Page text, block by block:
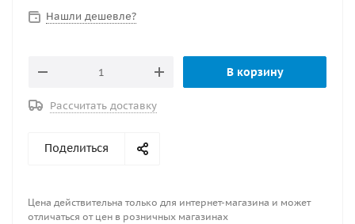
от загрязнений, плесени и влаги. Водоупорность
ткани составляетболее 1000 мм
выглядит спокойно, современно и
универсально, хорошо подходит для лодок, катеров,
террас, веранд и тентовых конструкций.
Нашли дешевле?
В корзину
Рассчитать доставку
Поделиться
Цена действительна только для интернет-магазина и может
отличаться от цен в розничных магазинах